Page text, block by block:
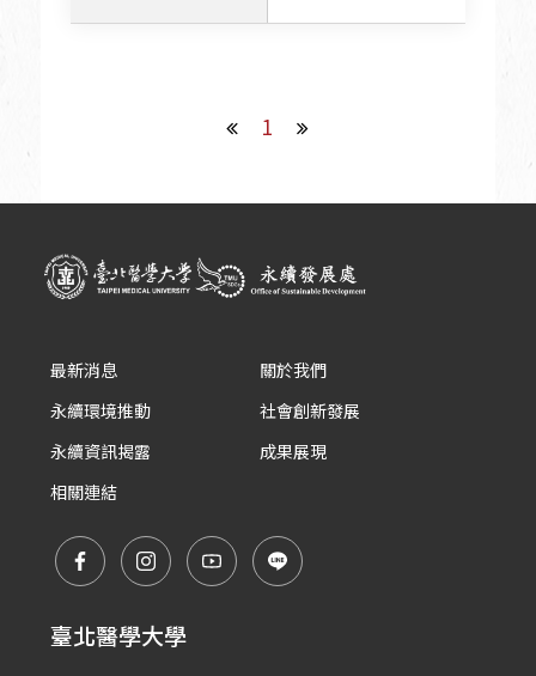
1
最新消息
關於我們
永續環境推動
社會創新發展
永續資訊揭露
成果展現
相關連結
臺北醫學大學